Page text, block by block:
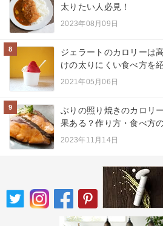
太りたい人必見！
2023年08月09日
8
ジェラートのカロリーは
けの太りにくい食べ方を
2021年05月06日
9
ぶりの照り焼きのカロリ
果ある？作り方・食べ方
2023年11月14日